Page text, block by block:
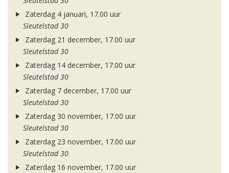
Zaterdag 4 januari, 17.00 uur
Sleutelstad 30
Zaterdag 21 december, 17.00 uur
Sleutelstad 30
Zaterdag 14 december, 17.00 uur
Sleutelstad 30
Zaterdag 7 december, 17.00 uur
Sleutelstad 30
Zaterdag 30 november, 17.00 uur
Sleutelstad 30
Zaterdag 23 november, 17.00 uur
Sleutelstad 30
Zaterdag 16 november, 17.00 uur